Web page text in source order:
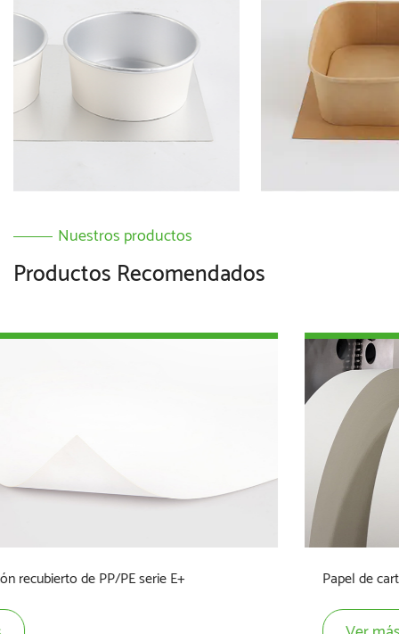
Nuestros productos
Productos Recomendados
Papel de cartón recubierto de PLA serie P+